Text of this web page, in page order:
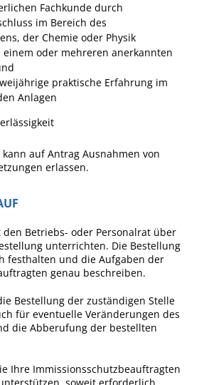
Gutachterausschuss
Organspende
Selbstbestimmung
Fachstelle
Wohnungssicherung
Aushang- und Schaukästen
Bekanntmachungen
Ausschreibungen
Bebauungspläne
Ortsrecht
Gemeinderat
Trauungen
Fachkunde durch
im Bereich des
der Chemie oder Physik
einem oder mehreren anerkannten
praktische Erfahrung im
Anlagen
auf Antrag Ausnahmen von
erlassen.
den Betriebs- oder Personalrat über
unterrichten. Die Bestellung
festhalten und die Aufgaben der
genau beschreiben.
Bestellung der zuständigen Stelle
für eventuelle Veränderungen des
die Abberufung der bestellten
Ihre Immissionsschutzbeauftragten